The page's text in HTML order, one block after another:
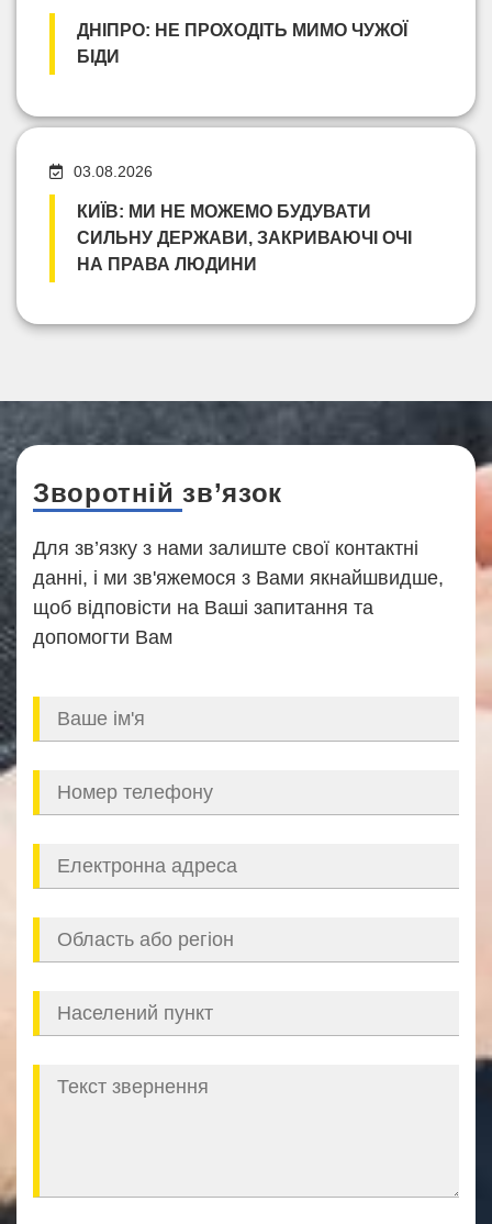
ДНІПРО: НЕ ПРОХОДІТЬ МИМО ЧУЖОЇ
БІДИ
03.08.2026
КИЇВ: МИ НЕ МОЖЕМО БУДУВАТИ
СИЛЬНУ ДЕРЖАВИ, ЗАКРИВАЮЧІ ОЧІ
НА ПРАВА ЛЮДИНИ
Зворотній зв’язок
Для зв’язку з нами залиште свої контактні
данні, і ми зв'яжемося з Вами якнайшвидше,
щоб відповісти на Ваші запитання та
допомогти Вам